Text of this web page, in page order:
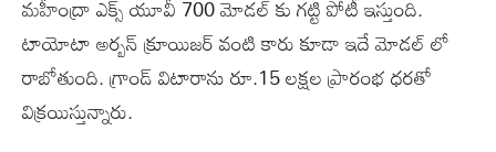
మహీంద్రా ఎక్స్ యూవీ 700 మోడల్ కు గట్టి పోటీ ఇస్తుంది.
టాయోటా అర్బన్ క్రూయిజర్ వంటి కారు కూడా ఇదే మోడల్ లో
రాబోతుంది. గ్రాండ్ విటారాను రూ.15 లక్షల ప్రారంభ ధరతో
విక్రయిస్తున్నారు.